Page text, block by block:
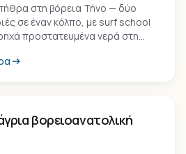
στη βόρεια Τήνο — δύο
σε έναν κόλπο, με surf school
προστατευμένα νερά στη
βορειοανατολική